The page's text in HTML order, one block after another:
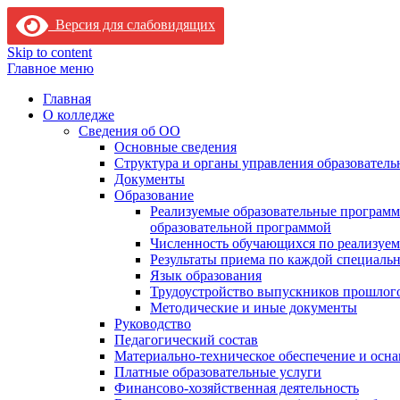
Версия для слабовидящих
Skip to content
Главное меню
Главная
О колледже
Сведения об ОО
Основные сведения
Структура и органы управления
Документы
Образование
Реализуемые образовательные
образовательной программой
Численность обучающихся по
Результаты приема по каждой
Язык образования
Трудоустройство выпускников
Методические и иные документы
Руководство
Педагогический состав
Материально-техническое обеспечение и
Платные образовательные услуги
Финансово-хозяйственная деятельность